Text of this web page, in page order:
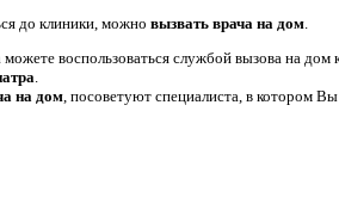
до клиники, можно вызвать врача на дом
можете воспользоваться службой вызова на
на дом , посоветуют специалиста, в котором